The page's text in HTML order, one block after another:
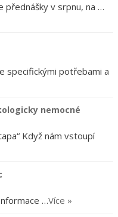
přednášky v srpnu, na …
specifickými potřebami a
nemocné
Když nám vstoupí
…Více »